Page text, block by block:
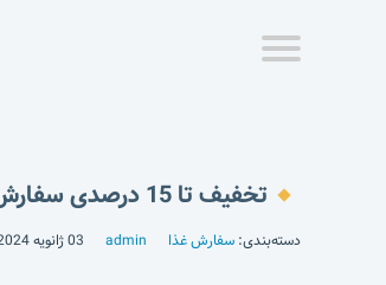
تخفیف تا 15 درصدی سفارش آنلاین شیرینی روز مادر از اسنپ فود
دسته‌بندی: سفارش غذا admin 03 ژانویه 2024